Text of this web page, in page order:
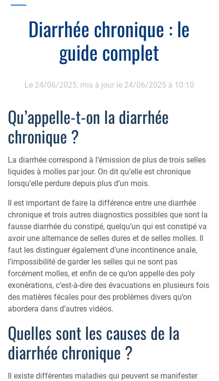
Diarrhée chronique : le
guide complet
Le 24/06/2025, mis à jour le 24/06/2025 à 10:10
Qu’appelle-t-on la diarrhée
chronique ?
La diarrhée correspond à l’émission de plus de trois selles
liquides à molles par jour. On dit qu’elle est chronique
lorsqu’elle perdure depuis plus d’un mois.
Il est important de faire la différence entre une diarrhée
chronique et trois autres diagnostics possibles que sont la
fausse diarrhée du constipé, quelqu’un qui est constipé va
avoir une alternance de selles dures et de selles molles. Il
faut les distinguer également d’une incontinence anale,
l’impossibilité de garder les selles qui ne sont pas
forcément molles, et enfin de ce qu’on appelle des poly
exonérations, c’est-à-dire des évacuations en plusieurs fois
des matières fécales pour des problèmes divers qu’on
abordera dans d’autres vidéos.
Quelles sont les causes de la
diarrhée chronique ?
Il existe différentes maladies qui peuvent se manifester
Gastro-pédiatrie
Hépatologie
Motricité
Proctologie
Cellule d’Aide à la Recherche Clinique
Juridique
Plateau technique
Estomac
Pancréas
Tube digestif
Annuaire
Colobox
My MICI Book
Qu’est-ce que la coloscopie ?